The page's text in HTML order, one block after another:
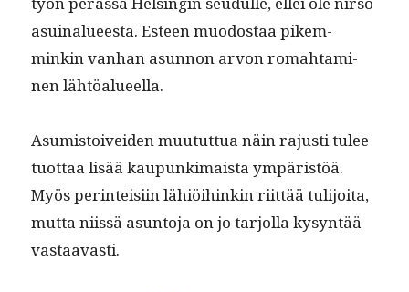
asuinalueesta. Esteen muo­dostaa pikem­
minkin van­han asun­non arvon rom­ah­t­a­mi­
nen lähtöalueella.
Asum­is­toivei­den muu­tut­tua näin rajusti tulee
tuot­taa lisää kaupunki­maista ympäristöä.
Myös per­in­teisi­in lähiöi­hinkin riit­tää tuli­joi­ta,
mut­ta niis­sä asun­to­ja on jo tar­jol­la kysyn­tää
vastaavasti.